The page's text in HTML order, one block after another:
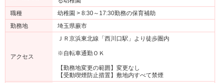
職種
幼稚園 > 8:30～17:30勤務の保育補助
勤務地
埼玉県蕨市
アクセス
ＪＲ京浜東北線「西川口駅」より徒歩圏内
※自転車通勤ＯＫ
【勤務地変更の範囲】変更なし
【受動喫煙防止措置】敷地内すべて禁煙